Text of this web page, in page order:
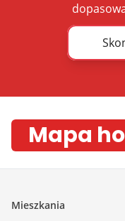
Mapa
Mieszkania